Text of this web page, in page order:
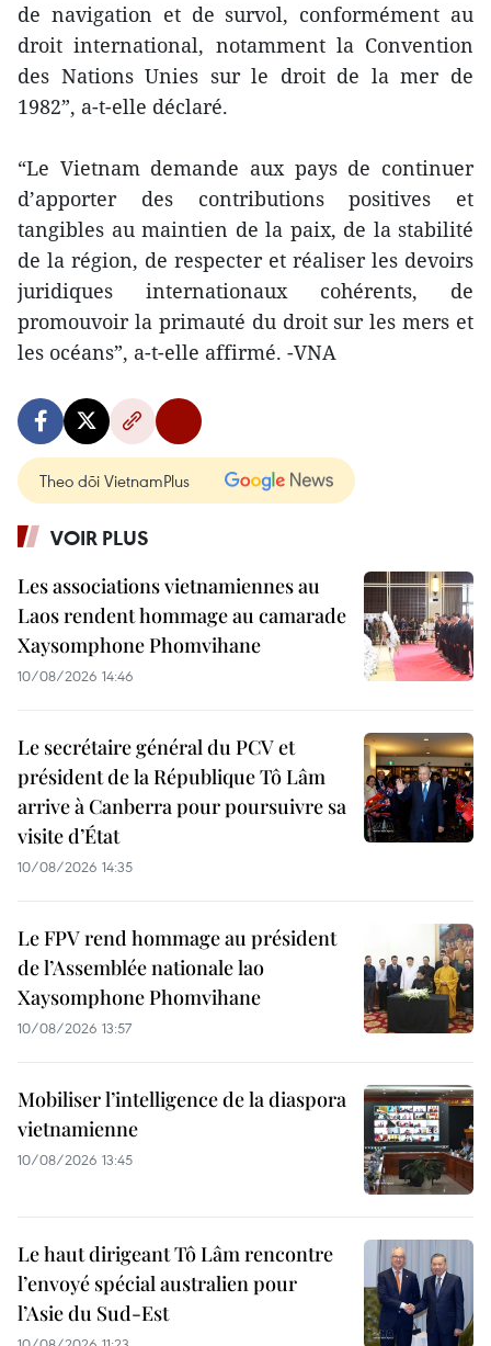
de navigation et de survol, conformément au
droit international, notamment la Convention
des Nations Unies sur le droit de la mer de
1982”, a-t-elle déclaré.
“Le Vietnam demande aux pays de continuer
d’apporter des contributions positives et
tangibles au maintien de la paix, de la stabilité
de la région, de respecter et réaliser les devoirs
juridiques internationaux cohérents, de
promouvoir la primauté du droit sur les mers et
les océans”, a-t-elle affirmé. -VNA
Theo dõi VietnamPlus
VOIR PLUS
Les associations vietnamiennes au
Laos rendent hommage au camarade
Xaysomphone Phomvihane
10/08/2026 14:46
Le secrétaire général du PCV et
président de la République Tô Lâm
arrive à Canberra pour poursuivre sa
visite d’État
10/08/2026 14:35
Le FPV rend hommage au président
de l’Assemblée nationale lao
Xaysomphone Phomvihane
10/08/2026 13:57
Mobiliser l’intelligence de la diaspora
vietnamienne
10/08/2026 13:45
Le haut dirigeant Tô Lâm rencontre
l’envoyé spécial australien pour
l’Asie du Sud-Est